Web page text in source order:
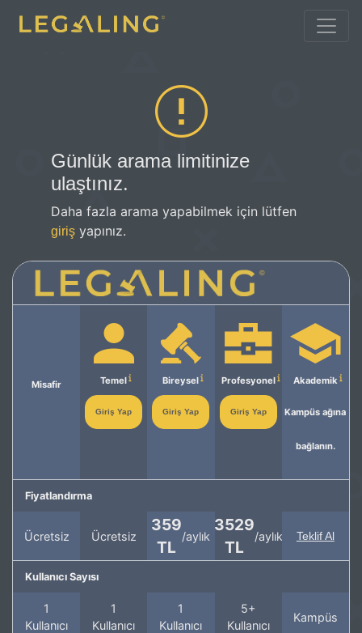
Günlük arama limitinize
ulaştınız.
Daha fazla arama yapabilmek için lütfen
giriş yapınız.
Misafir Temel
Giriş Yap
Bireysel
Giriş Yap
Profesyonel
Giriş Yap
Akademik
Kampüs ağına
bağlanın.
Fiyatlandırma
Ücretsiz Ücretsiz
359
TL
/aylık
3529
TL
/aylık Teklif Al
Kullanıcı Sayısı
1
Kullanıcı
1
Kullanıcı
1
Kullanıcı
5+
Kullanıcı
Kampüs